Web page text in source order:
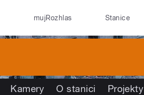
mujRozhlas Stanice
Kamery O stanici Projekty